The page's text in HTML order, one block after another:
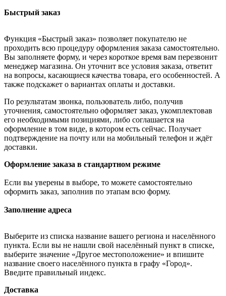
Быстрый заказ
Функция «Быстрый заказ» позволяет покупателю не
проходить всю процедуру оформления заказа самостоятельно.
Вы заполняете форму, и через короткое время вам перезвонит
менеджер магазина. Он уточнит все условия заказа, ответит
на вопросы, касающиеся качества товара, его особенностей. А
также подскажет о вариантах оплаты и доставки.
По результатам звонка, пользователь либо, получив
уточнения, самостоятельно оформляет заказ, укомплектовав
его необходимыми позициями, либо соглашается на
оформление в том виде, в котором есть сейчас. Получает
подтверждение на почту или на мобильный телефон и ждёт
доставки.
Оформление заказа в стандартном режиме
Если вы уверены в выборе, то можете самостоятельно
оформить заказ, заполнив по этапам всю форму.
Заполнение адреса
Выберите из списка название вашего региона и населённого
пункта. Если вы не нашли свой населённый пункт в списке,
выберите значение «Другое местоположение» и впишите
название своего населённого пункта в графу «Город».
Введите правильный индекс.
Доставка